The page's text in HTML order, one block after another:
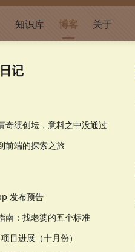
知识库 博客 关于
记
奇绩创坛，意料之中没通过
前端的探索之旅
发布预告
南：找老婆的五个标准
目进展（十月份）